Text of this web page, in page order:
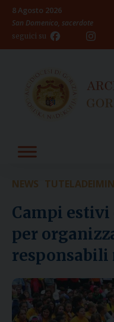
Skip
content
8 Agosto 2026
San Domenico, sacerdote
seguici su Facebook
NEWS
Campi estivi
per